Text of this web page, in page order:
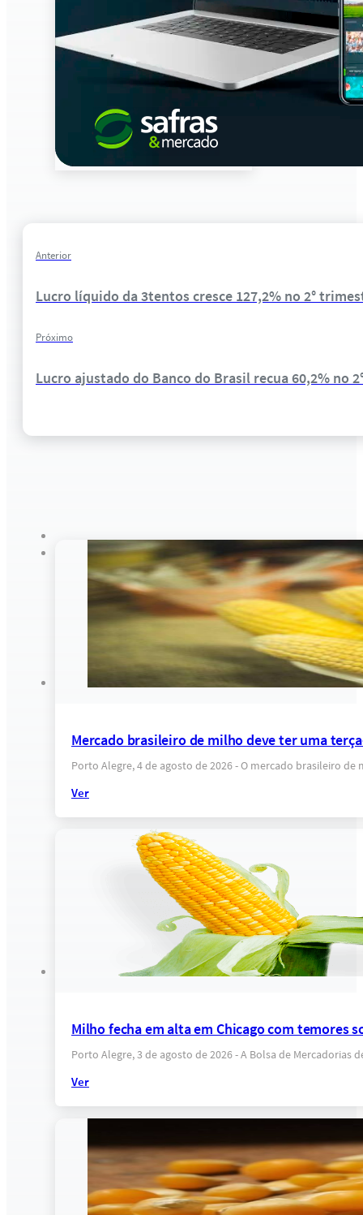
Anterior
Lucro líquido da 3tentos cresce 127,2% no 2°
Próximo
Lucro ajustado do Banco do Brasil recua 60,2% no
Mercado brasileiro de milho deve ter uma
Porto Alegre, 4 de agosto de 2026 - O mercado brasileiro
Ver
Milho fecha em alta em Chicago com temores
Porto Alegre, 3 de agosto de 2026 - A Bolsa de Mercadorias
Ver